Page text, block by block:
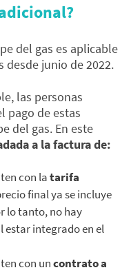
del gas es aplicable
desde junio de 2022.
las personas
pago de estas
del gas. En este
a la factura de:
con latarifa
final ya se incluye
lo tanto, no hay
estar integrado en el
con uncontrato a